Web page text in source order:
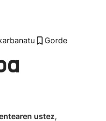
Gorde
ustez,